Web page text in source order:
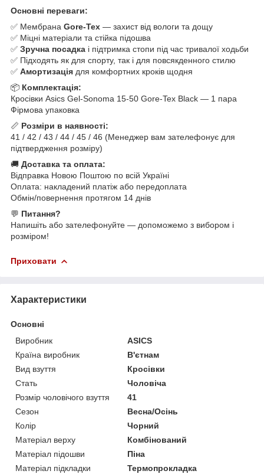
Основні переваги:
✅ Мембрана Gore-Tex — захист від вологи та дощу
✅ Міцні матеріали та стійка підошва
✅ Зручна посадка і підтримка стопи під час тривалої ходьби
✅ Підходять як для спорту, так і для повсякденного стилю
✅ Амортизація для комфортних кроків щодня
📦 Комплектація:
Кросівки Asics Gel-Sonoma 15-50 Gore-Tex Black — 1 пара
Фірмова упаковка
📏 Розміри в наявності:
41 / 42 / 43 / 44 / 45 / 46 (Менеджер вам зателефонує для
підтвердження розміру)
🚚 Доставка та оплата:
Відправка Новою Поштою по всій Україні
Оплата: накладений платіж або передоплата
Обмін/повернення протягом 14 днів
💬 Питання?
Напишіть або зателефонуйте — допоможемо з вибором і
розміром!
Приховати
Характеристики
Основні
Виробник
ASICS
Країна виробник
В'єтнам
Вид взуття
Кросівки
Стать
Чоловіча
Розмір чоловічого взуття
41
Сезон
Весна/Осінь
Колір
Чорний
Матеріал верху
Комбінований
Матеріал підошви
Піна
Матеріал підкладки
Термопрокладка